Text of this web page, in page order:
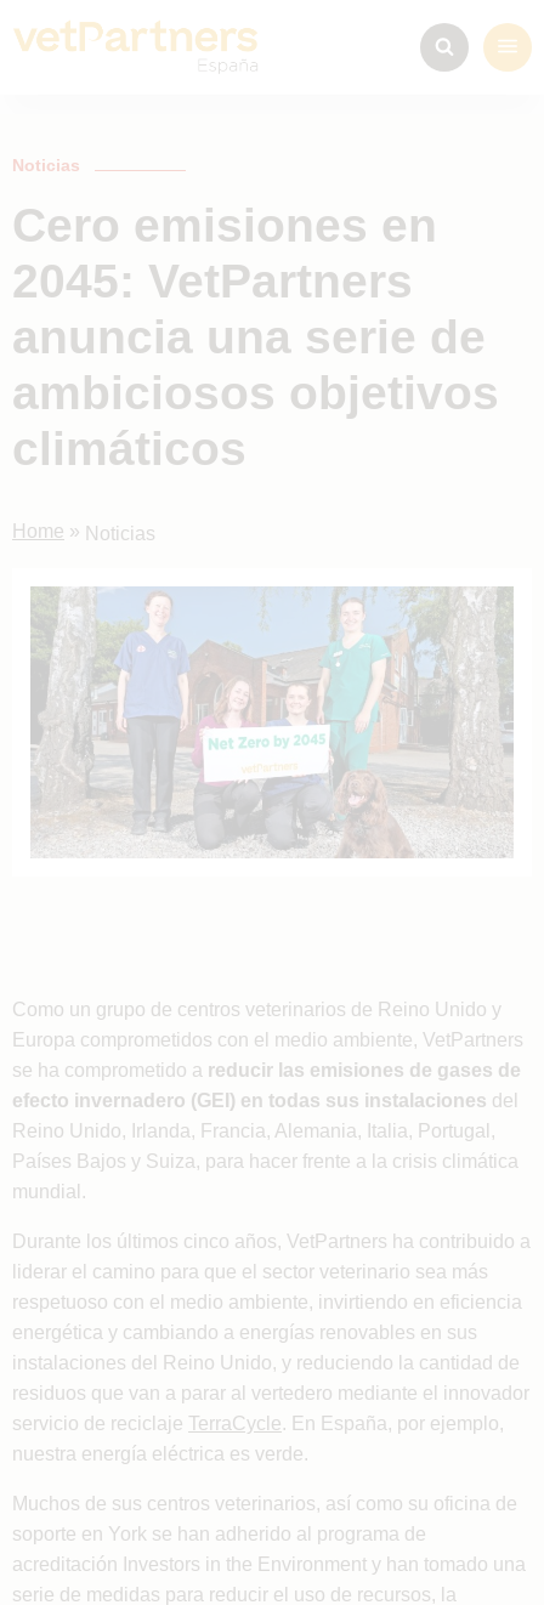
Noticias
Cero emisiones en
2045: VetPartners
anuncia una serie de
ambiciosos objetivos
climáticos
Home » Noticias
Como un grupo de centros veterinarios de Reino Unido y
Europa comprometidos con el medio ambiente, VetPartners
se ha comprometido a reducir las emisiones de gases de
efecto invernadero (GEI) en todas sus instalaciones del
Reino Unido, Irlanda, Francia, Alemania, Italia, Portugal,
Países Bajos y Suiza, para hacer frente a la crisis climática
mundial.
Durante los últimos cinco años, VetPartners ha contribuido a
liderar el camino para que el sector veterinario sea más
respetuoso con el medio ambiente, invirtiendo en eficiencia
energética y cambiando a energías renovables en sus
instalaciones del Reino Unido, y reduciendo la cantidad de
residuos que van a parar al vertedero mediante el innovador
servicio de reciclaje TerraCycle. En España, por ejemplo,
nuestra energía eléctrica es verde.
Muchos de sus centros veterinarios, así como su oficina de
soporte en York se han adherido al programa de
acreditación Investors in the Environment y han tomado una
serie de medidas para reducir el uso de recursos, la